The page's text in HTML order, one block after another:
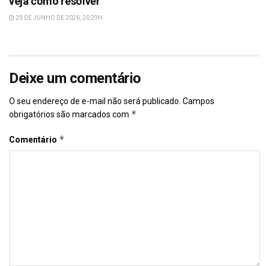
29 DE JUNHO DE 2026, 20:29H
Deixe um comentário
O seu endereço de e-mail não será publicado. Campos
obrigatórios são marcados com *
Comentário *